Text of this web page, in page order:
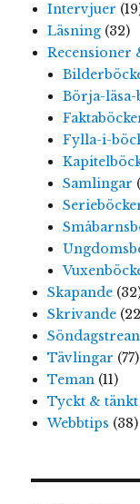
Intervjuer
Läsning(32)
Recensioner
Börja-läsa-
Fylla-i-
Samlingar
Skapande
Skrivande
Söndagstrean
Tävlingar (77)
Teman(11)
Tyckt & tänkt
Webbtips (38)